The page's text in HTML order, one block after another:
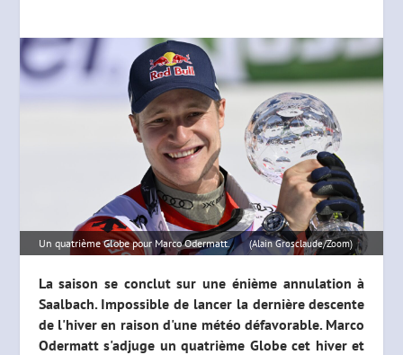
Un quatrième Globe pour Marco Odermatt. (Alain Grosclaude/Zoom)
La saison se conclut sur une énième annulation à
Saalbach. Impossible de lancer la dernière descente
de l'hiver en raison d'une météo défavorable. Marco
Odermatt s'adjuge un quatrième Globe cet hiver et